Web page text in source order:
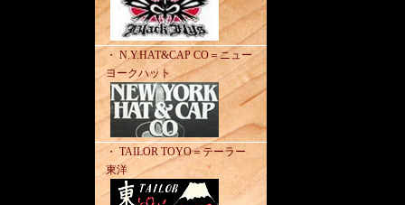
・ N.Y.HAT&CAP CO＝ニュー
ヨークハット
・ TAILOR TOYO＝テーラー
東洋